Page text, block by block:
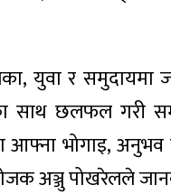
युवा र
साथ छलफल गरी
भोगाइ,
अञ्जु पोखरेलले